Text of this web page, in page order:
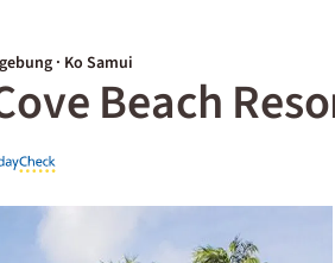
· Ko Samui
Beach